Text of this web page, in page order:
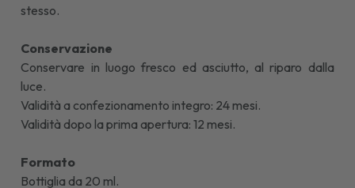
stesso.
Conservazione
Conservare in luogo fresco ed asciutto, al riparo dalla
luce.
Validità a confezionamento integro: 24 mesi.
Validità dopo la prima apertura: 12 mesi.
Formato
Bottiglia da 20 ml.